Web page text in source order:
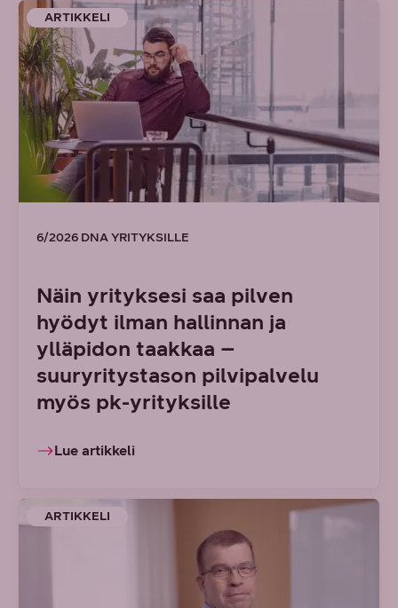
ARTIKKELI
6/2026 DNA YRITYKSILLE
Näin yrityksesi saa pilven
hyödyt ilman hallinnan ja
ylläpidon taakkaa –
suuryritystason pilvipalvelu
myös pk-yrityksille
Lue artikkeli
ARTIKKELI